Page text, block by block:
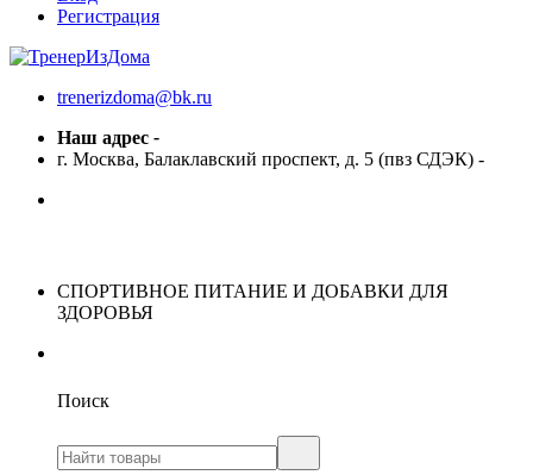
Регистрация
trenerizdoma@bk.ru
Наш адрес -
г. Москва, Балаклавский проспект, д. 5 (пвз СДЭК) -
СПОРТИВНОЕ ПИТАНИЕ И ДОБАВКИ ДЛЯ
ЗДОРОВЬЯ
Поиск